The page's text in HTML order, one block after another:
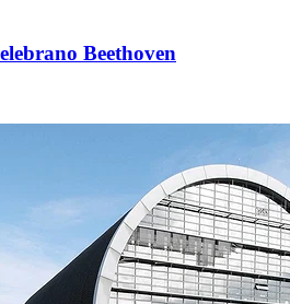
Beethoven